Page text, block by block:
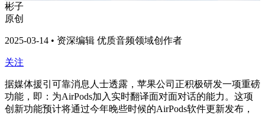
彬子
原创
2025-03-14 • 资深编辑 优质音频领域创作者
关注
据媒体援引可靠消息人士透露，苹果公司正积极研发一项重磅
功能，即：为AirPods加入实时翻译面对面对话的能力。这项
创新功能预计将通过今年晚些时候的AirPods软件更新发布，